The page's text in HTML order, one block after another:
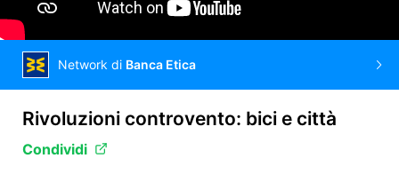
Network di Banca Etica
Rivoluzioni controvento: bici e città
Condividi